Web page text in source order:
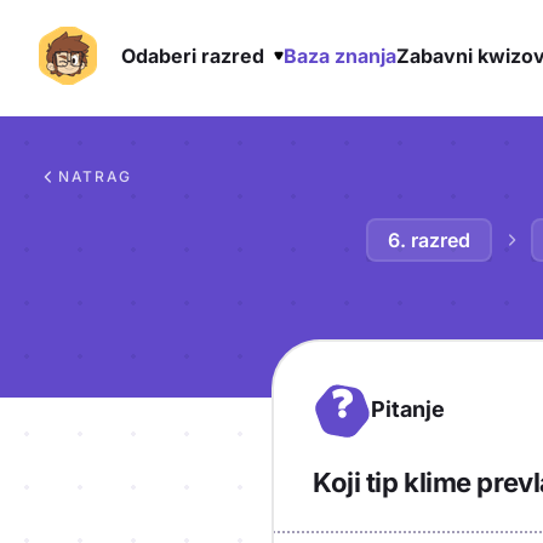
Odaberi razred Baza znanjaZabavni
NATRAG
6. razred
? Pitanje
Koji tip klime